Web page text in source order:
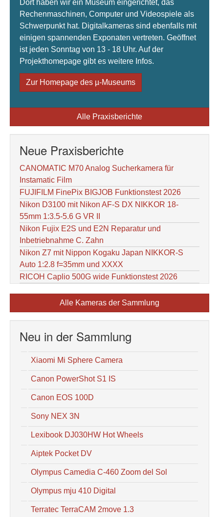
Dort haben wir ein Museum eingerichtet, das
Rechenmaschinen, Computer und Videospiele als
Schwerpunkt hat. Digitalkameras sind ebenfalls mit
einigen spannenden Exponaten vertreten. Geöffnet
ist jeden Sonntag von 13 - 18 Uhr. Auf der
Projekthomepage gibt es weitere Infos.
Zur Homepage des µ-Museums
Alle Praxisberichte
Neue Praxisberichte
CANOMATIC M70 Analog Sucherkamera für
Instamatic Film
FUJIFILM FinePix BIGJOB Funktionstest 2026
Nikon D3100 mit Nikon AF-S DX NIKKOR 18-
55mm 1:3.5-5.6 G VR II
Nikon Fujix E2S und E2N Reparatur und
Inbetriebnahme C. Zahn
Nikon Z7 mit Nippon Kogaku Japan NIKKOR-S
Auto 1:2.8 f=35mm und XXXX
RICOH Caplio 500G wide Funktionstest 2026
Alle Kameras der Sammlung
Neu in der Sammlung
Xiaomi Mi Sphere Camera
Canon PowerShot S1 IS
Canon EOS 100D
Sony NEX 3N
Lexibook DJ030HW Hot Wheels
Aiptek Pocket DV
Olympus Camedia C-460 Zoom del Sol
Olympus mju 410 Digital
Terratec TerraCAM 2move 1.3